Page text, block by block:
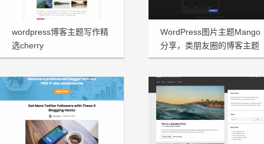
wordpress博客主题写作精
选cherry
WordPress图片主题Mango
分享，类朋友圈的博客主题